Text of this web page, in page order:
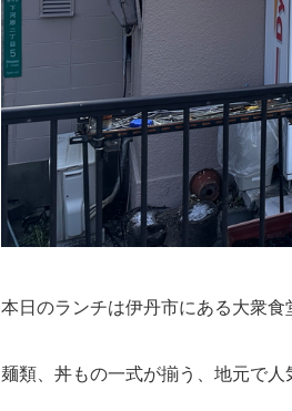
本日のランチは伊丹市にある大衆食
麺類、丼もの一式が揃う、地元で人